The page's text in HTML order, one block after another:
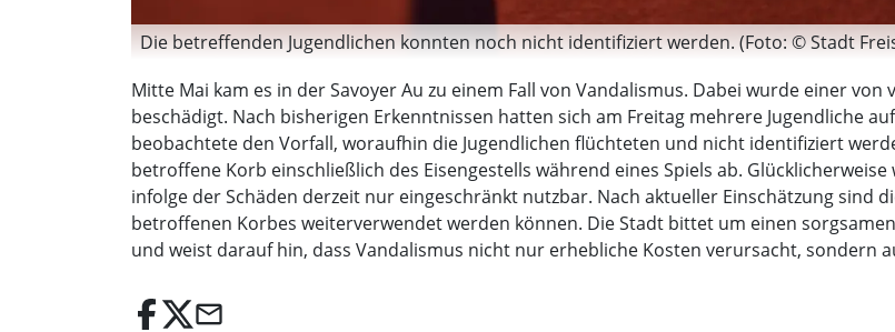
Die betreffenden Jugendlichen konnten noch nicht identifiziert werden. (Foto: © Stadt
Mitte Mai kam es in der Savoyer Au zu einem Fall von Vandalismus. Dabei wurde einer
beschädigt. Nach bisherigen Erkenntnissen hatten sich am Freitag mehrere Jugendliche
beobachtete den Vorfall, woraufhin die Jugendlichen flüchteten und nicht identifiziert
betroffene Korb einschließlich des Eisengestells während eines Spiels ab.
infolge der Schäden derzeit nur eingeschränkt nutzbar. Nach aktueller Einschätzung sind
betroffenen Korbes weiterverwendet werden können. Die Stadt bittet um einen
und weist darauf hin, dass Vandalismus nicht nur erhebliche Kosten verursacht, sondern
email